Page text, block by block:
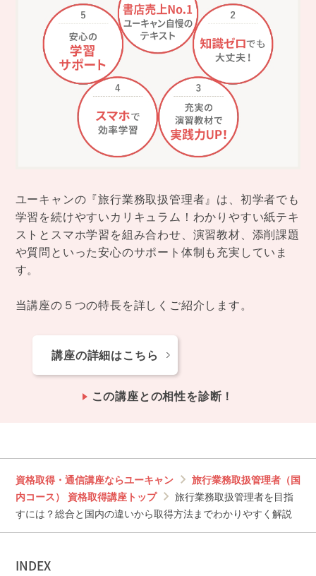
ユーキャンの『旅行業務取扱管理者』は、初学者でも
学習を続けやすいカリキュラム！わかりやすい紙テキ
ストとスマホ学習を組み合わせ、演習教材、添削課題
や質問といった安心のサポート体制も充実していま
す。
当講座の５つの特長を詳しくご紹介します。
講座の詳細はこちら
この講座との相性を診断！
資格取得・通信講座ならユーキャン
旅行業務取扱管理者（国
内コース） 資格取得講座トップ
旅行業務取扱管理者を目指
すには？総合と国内の違いから取得方法までわかりやすく解説
INDEX